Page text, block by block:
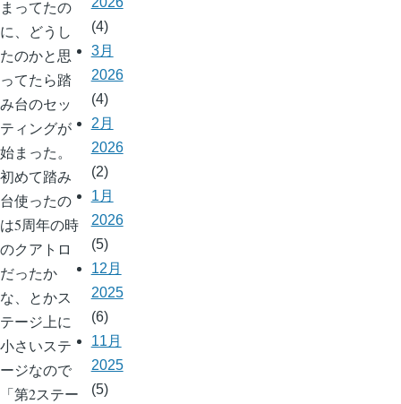
まってたの
に、どうし
たのかと思
ってたら踏
み台のセッ
ティングが
始まった。
初めて踏み
台使ったの
は5周年の時
のクアトロ
だったか
な、とかス
テージ上に
小さいステ
ージなので
「第2ステー
(4)
3月
2026
(4)
2月
2026
(2)
1月
2026
(5)
12月
2025
(6)
11月
2025
(5)